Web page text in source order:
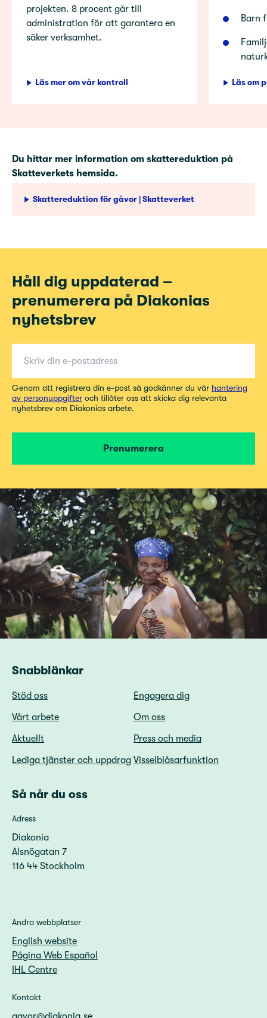
projekten. 8 procent går till
administration för att garantera en
säker verksamhet.
Läs mer om vår kontroll
Barn
Läs om
Du hittar mer information om skattereduktion på
Skatteverkets hemsida.
Skattereduktion för gåvor | Skatteverket
Håll dig uppdaterad –
prenumerera på Diakonias
nyhetsbrev
E-post för nyhetsbrev
Genom att registrera din e-post så godkänner du vår hantering
av personuppgifter och tillåter oss att skicka dig relevanta
nyhetsbrev om Diakonias arbete.
Prenumerera
Snabblänkar
Stöd oss
Engagera dig
Vårt arbete
Om oss
Aktuellt
Press och media
Lediga tjänster och uppdrag Visselblåsarfunktion
Så når du oss
Adress
Diakonia
Alsnögatan 7
116 44 Stockholm
Andra webbplatser
English website
Página Web Español
IHL Centre
Kontakt